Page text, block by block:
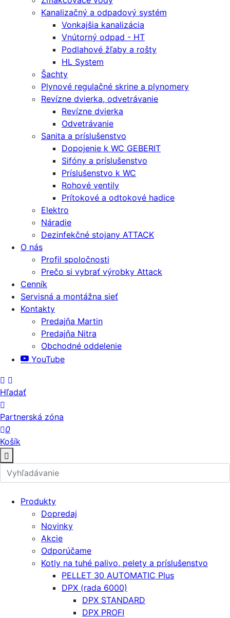
Kanalizačný a odpadový systém
Vonkajšia kanalizácia
Vnútorný odpad - HT
Podlahové žľaby a rošty
HL System
Šachty
Plynové regulačné skrine a plynomery
Revízne dvierka, odvetrávanie
Revízne dvierka
Odvetrávanie
Sanita a príslušenstvo
Dopojenie k WC GEBERIT
Sifóny a príslušenstvo
Príslušenstvo k WC
Rohové ventily
Prítokové a odtokové hadice
Elektro
Náradie
Dezinfekčné stojany ATTACK
O nás
Profil spoločnosti
Prečo si vybrať výrobky Attack
Cenník
Servisná a montážna sieť
Kontakty
Predajňa Martin
Predajňa Nitra
Obchodné oddelenie
YouTube
Hľadať
Partnerská zóna
0
Košík
Produkty
Dopredaj
Novinky
Akcie
Odporúčame
Kotly na tuhé palivo, pelety a príslušenstvo
PELLET 30 AUTOMATIC Plus
DPX (rada 6000)
DPX STANDARD
DPX PROFI